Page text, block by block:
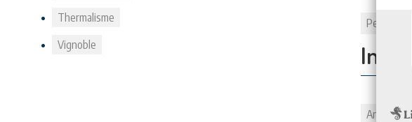
Thermalisme
Vignoble
Personnes
Animaux